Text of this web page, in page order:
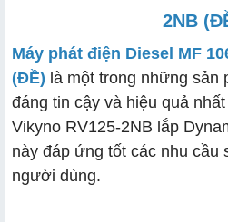
2NB
Máy phát điện Diesel MF
(ĐỀ) là một trong những sản
đáng tin cậy và hiệu quả
Vikyno RV125-2NB lắp
này đáp ứng tốt các nhu cầu
người dùng.